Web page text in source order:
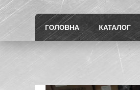
ГОЛОВНА КАТАЛОГ